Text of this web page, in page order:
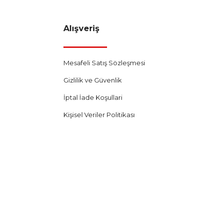
Alışveriş
Mesafeli Satış Sözleşmesi
Gizlilik ve Güvenlik
İptal İade Koşullari
Kişisel Veriler Politikası